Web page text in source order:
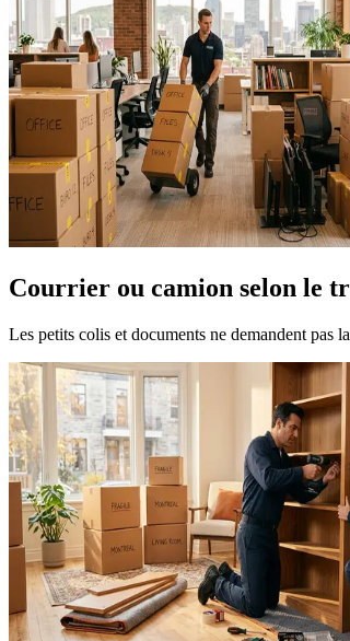
Courrier ou camion selon le
Les petits colis et documents ne demandent pas